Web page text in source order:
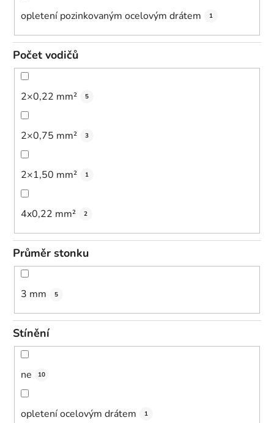
opletení pozinkovaným ocelovým drátem 1
Počet vodičů
2×0,22 mm² 5
2×0,75 mm² 3
2×1,50 mm² 1
4x0,22 mm² 2
Průměr stonku
3 mm 5
Stínění
ne 10
opletení ocelovým drátem 1